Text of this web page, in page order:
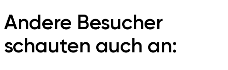
Andere Besucher
schauten auch an: